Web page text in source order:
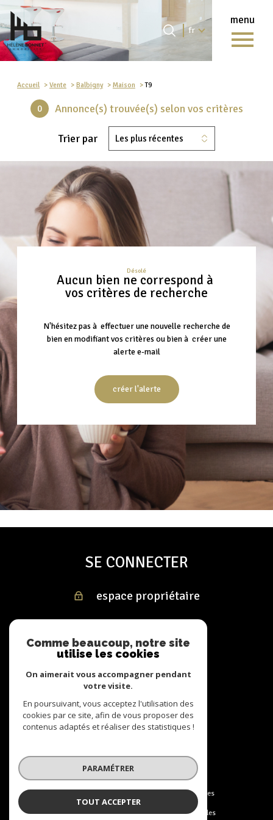
menu
Langue
fr
Accueil
Accueil Vente Balbigny Maison T9
0 Annonce(s) trouvée(s) selon vos critères
Trier par Les plus récentes
Désolé
Aucun bien ne correspond à
vos critères de recherche
N'hésitez pas à effectuer une nouvelle recherche de
bien en modifiant vos critères ou bien à créer une
alerte e-mail
créer l'alerte
SE CONNECTER
espace propriétaire
Nos honoraires
Nos honoraires Plan du site Mentions légales
Comme beaucoup, notre site
utilise les cookies
On aimerait vous accompagner pendant
votre visite.
En poursuivant, vous acceptez l'utilisation des
cookies par ce site, afin de vous proposer des
contenus adaptés et réaliser des statistiques !
PARAMÉTRER
TOUT ACCEPTER